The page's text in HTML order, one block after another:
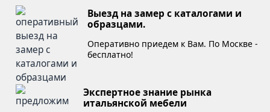
Выезд на замер с каталогами и
образцами.
Оперативно приедем к Вам. По Москве -
бесплатно!
Экспертное знание рынка
итальянской мебели